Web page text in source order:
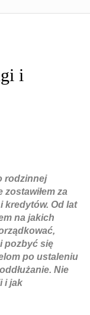
i
rodzinnej
za
kredytów. Od lat
na jakich
pozbyć się
po ustaleniu
Nie
i jak